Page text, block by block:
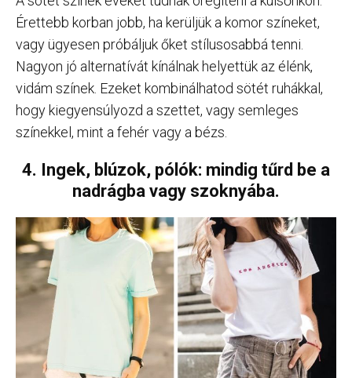
Érettebb korban jobb, ha kerüljük a komor színeket,
vagy ügyesen próbáljuk őket stílusosabbá tenni.
Nagyon jó alternatívát kínálnak helyettük az élénk,
vidám színek. Ezeket kombinálhatod sötét ruhákkal,
hogy kiegyensúlyozd a szettet, vagy semleges
színekkel, mint a fehér vagy a bézs.
4. Ingek, blúzok, pólók: mindig tűrd be a
nadrágba vagy szoknyába.